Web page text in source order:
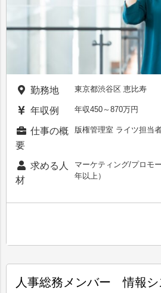
勤務地 東京都渋谷区 恵比寿
年収例 年収450～870万円
仕事の概
要
版権管理室 ライツ担当
求める人
材
マーケティング/プロモ
年以上）
人事総務メンバー 情報